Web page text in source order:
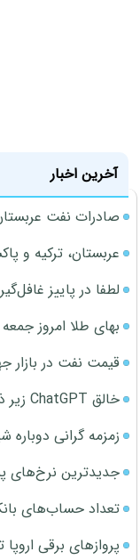
آخرین اخبار
صادرات نفت
عربستان، ترکیه و
لطفا در پاییز
بهای طلا امروز
قیمت نفت در بازار جهانی؛
خالق ChatGPT زیر ذره‌بین وزارت دادگستری آمریکا
زمزمه گرانی دوباره
جدیدترین نرخ‌های
تعداد حساب‌های
پروازهای برقی اروپا تا 2030 آغاز